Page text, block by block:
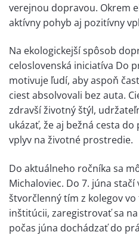
verejnou dopravou. Okrem
aktívny pohyb aj pozitívny
Na ekologickejší spôsob
celoslovenská iniciatíva Do
motivuje ľudí, aby aspoň
ciest absolvovali bez auta.
zdravší životný štýl,
ukázať, že aj bežná cesta
vplyv na životné prostredie.
Do aktuálneho ročníka sa
Michaloviec. Do 7. júna
štvorčlenný tím z kolegov
inštitúcii, zaregistrovať sa
počas júna dochádzať do